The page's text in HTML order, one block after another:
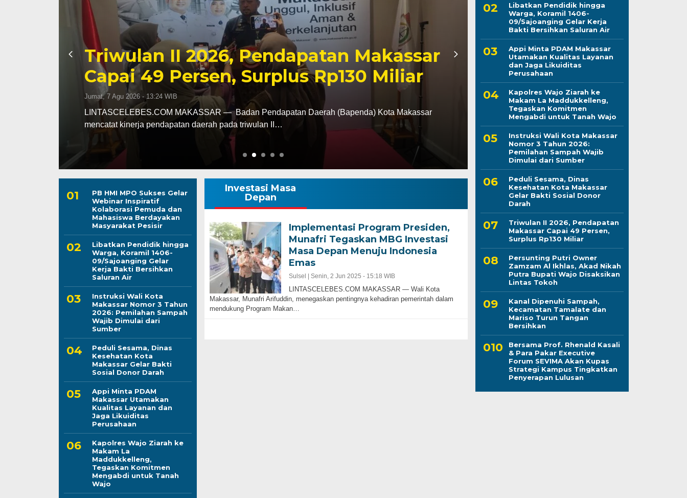
Kapolres Wajo Ziarah ke Makam La
Maddukkelleng, Tegaskan Komitmen
Mengabdi untuk Tanah Wajo
Jumat, 7 Agu 2026 - 08:42 WIB
LINTASCELEBES.COM WAJO — Mengawali tugas sebagai Kapolres Wajo, AKBP Douglas
Mahendrajaya menunjukkan penghormatan terhadap sejarah dan…
Peduli Sesama,
Makassar Gelar
Darah
Kamis, 6 Agu 2026 - 21:28 WIB
LINTASCELEBES.COM MAKASSAR — Dinas
Darma Wanita Persatuan (DWP) Dinkes Makassar
PB HMI MPO Sukses Gelar
Webinar Inspiratif
Kolaborasi Pemuda dan
Mahasiswa Berdayakan
Masyarakat Pesisir
Libatkan Pendidik hingga
Warga, Koramil 1406-
09/Sajoanging Gelar
Kerja Bakti Bersihkan
Saluran Air
Instruksi Wali Kota
Makassar Nomor 3 Tahun
2026: Pemilahan Sampah
Wajib Dimulai dari
Sumber
Peduli Sesama, Dinas
Kesehatan Kota
Makassar Gelar Bakti
Sosial Donor Darah
Appi Minta PDAM
Makassar Utamakan
Kualitas Layanan dan
Jaga Likuiditas
Perusahaan
Kapolres Wajo Ziarah ke
Makam La
Maddukkelleng,
Tegaskan Komitmen
Mengabdi untuk Tanah
Wajo
Investasi Masa
Depan
Implementasi Program Presiden,
Munafri Tegaskan MBG Investasi
Masa Depan Menuju Indonesia
Emas
Sulsel | Senin, 2 Jun 2025 - 15:18 WIB
LINTASCELEBES.COM MAKASSAR — Wali Kota
Makassar, Munafri Arifuddin, menegaskan pentingnya kehadiran pemerintah dalam
mendukung Program Makan…
Libatkan Pendidik hingga
Warga, Koramil 1406-
09/Sajoanging Gelar Kerja
Bakti Bersihkan Saluran Air
Appi Minta PDAM Makassar
Utamakan Kualitas Layanan
dan Jaga Likuiditas
Perusahaan
Kapolres Wajo Ziarah ke
Makam La Maddukkelleng,
Tegaskan Komitmen
Mengabdi untuk Tanah Wajo
Instruksi Wali Kota Makassar
Nomor 3 Tahun 2026:
Pemilahan Sampah Wajib
Dimulai dari Sumber
Peduli Sesama, Dinas
Kesehatan Kota Makassar
Gelar Bakti Sosial Donor
Darah
Triwulan II 2026, Pendapatan
Makassar Capai 49 Persen,
Surplus Rp130 Miliar
Persunting Putri Owner
Zamzam Al Ikhlas, Akad Nikah
Putra Bupati Wajo Disaksikan
Lintas Tokoh
Kanal Dipenuhi Sampah,
Kecamatan Tamalate dan
Mariso Turun Tangan
Bersihkan
Bersama Prof. Rhenald Kasali
& Para Pakar Executive
Forum SEVIMA Akan Kupas
Strategi Kampus Tingkatkan
Penyerapan Lulusan